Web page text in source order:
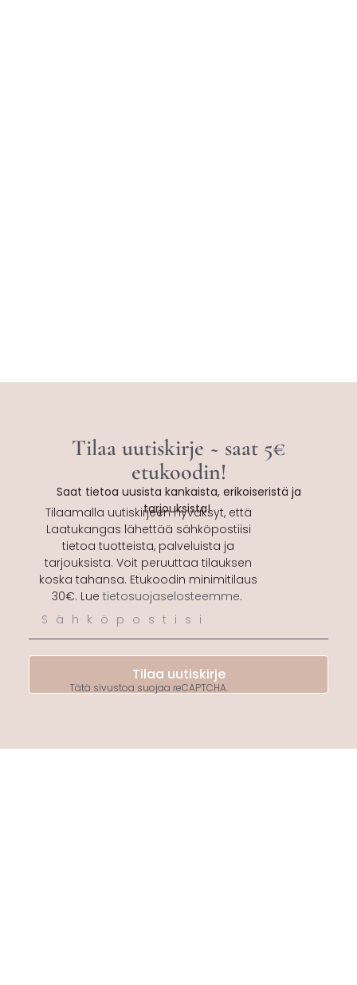
Tilaa uutiskirje ~ saat 5€
etukoodin!
Saat tietoa uusista kankaista, erikoiseristä ja
tarjouksista!
Tilaamalla uutiskirjeen hyväksyt, että
Laatukangas lähettää sähköpostiisi
tietoa tuotteista, palveluista ja
tarjouksista. Voit peruuttaa tilauksen
koska tahansa. Etukoodin minimitilaus
30€. Lue tietosuojaselosteemme.
Tilaa uutiskirje
Tätä sivustoa suojaa reCAPTCHA.